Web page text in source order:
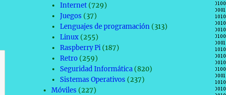
Internet(729)
Juegos (37)
Lenguajes de programación(313)
Linux(255)
Raspberry Pi(187)
Retro(259)
Seguridad Informática(820)
Sistemas Operativos (237)
Móviles (227)